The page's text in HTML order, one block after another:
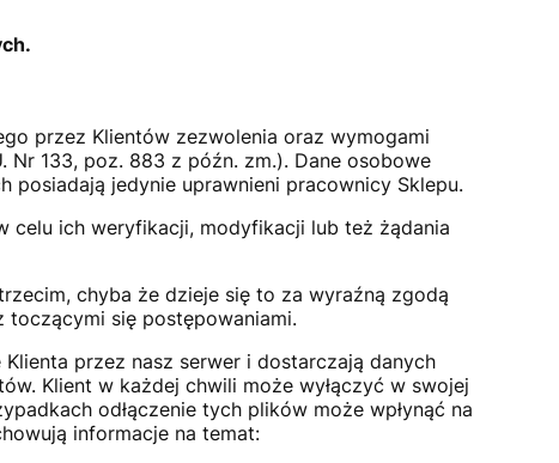
przez Klientów zezwolenia oraz wymogami
133, poz. 883 z późn. zm.). Dane osobowe
posiadają jedynie uprawnieni pracownicy Sklepu.
celu ich weryfikacji, modyfikacji lub też żądania
chyba że dzieje się to za wyraźną zgodą
toczącymi się postępowaniami.
przez nasz serwer i dostarczają danych
Klient w każdej chwili może wyłączyć w swojej
odłączenie tych plików może wpłynąć na
informacje na temat: